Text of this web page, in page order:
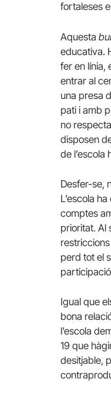
fortaleses
Aquesta
educativa.
fer en línia,
entrar al
una presa
pati i amb
no
disposen
de l’escola
Desfer-se,
L’escola
comptes
prioritat. Al
perd tot el
Igual que
bona
l’escola
19 que
desitjable,